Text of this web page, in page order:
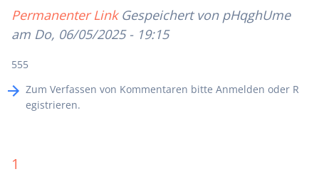
Permanenter Link Gespeichert von pHqghUme
am Do, 06/05/2025 - 19:15
555
Zum Verfassen von Kommentaren bitte Anmelden oder R
egistrieren.
1